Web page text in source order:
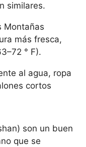
similares.
Montañas
más fresca,
° F).
al agua, ropa
cortos
son un buen
que se